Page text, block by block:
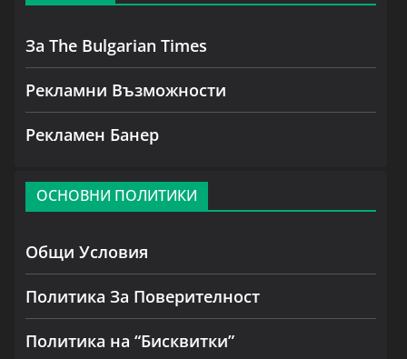
За The Bulgarian Times
Рекламни Възможности
Рекламен Банер
ОСНОВНИ ПОЛИТИКИ
Общи Условия
Политика За Поверителност
Политика на “Бисквитки”